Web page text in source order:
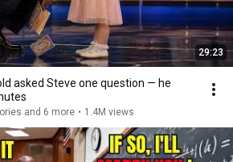
29:23
asked Steve one question — he
and 6 more • 1.4M views